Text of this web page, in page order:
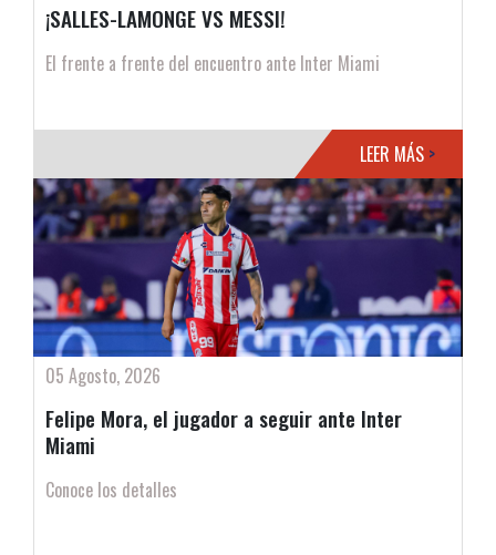
¡SALLES-LAMONGE VS MESSI!
El frente a frente del encuentro ante Inter Miami
LEER MÁS >
05 Agosto, 2026
Felipe Mora, el jugador a seguir ante Inter
Miami
Conoce los detalles